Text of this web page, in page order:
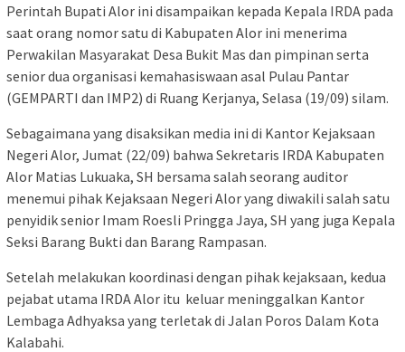
Perintah Bupati Alor ini disampaikan kepada Kepala IRDA pada
saat orang nomor satu di Kabupaten Alor ini menerima
Perwakilan Masyarakat Desa Bukit Mas dan pimpinan serta
senior dua organisasi kemahasiswaan asal Pulau Pantar
(GEMPARTI dan IMP2) di Ruang Kerjanya, Selasa (19/09) silam.
Sebagaimana yang disaksikan media ini di Kantor Kejaksaan
Negeri Alor, Jumat (22/09) bahwa Sekretaris IRDA Kabupaten
Alor Matias Lukuaka, SH bersama salah seorang auditor
menemui pihak Kejaksaan Negeri Alor yang diwakili salah satu
penyidik senior Imam Roesli Pringga Jaya, SH yang juga Kepala
Seksi Barang Bukti dan Barang Rampasan.
Setelah melakukan koordinasi dengan pihak kejaksaan, kedua
pejabat utama IRDA Alor itu keluar meninggalkan Kantor
Lembaga Adhyaksa yang terletak di Jalan Poros Dalam Kota
Kalabahi.